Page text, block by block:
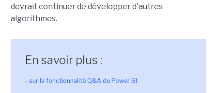
devrait continuer de développer d'autres
algorithmes.
En savoir plus :
- sur la fonctionnalité Q&A de Power BI